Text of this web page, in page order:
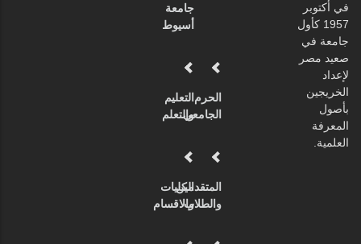
في أكتوبر
1957 كأول
جامعة في
صعيد مصر
لإعداد
الخريجين
بأصول
المعرفة
العلمية.
جامعة
أسيوط
الحرم
الجامعي
التعليم
والتعلم
المتقدمين
والطلاب
الكليات
والاقسام